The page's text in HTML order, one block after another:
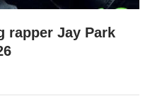
rapper Jay Park